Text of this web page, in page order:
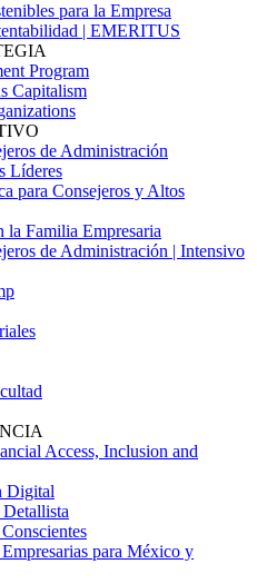
para la Empresa
| EMERITUS
Program
Capitalism
de Administración
Líderes
para Consejeros y Altos
la Familia Empresaria
de Administración | Intensivo
Access, Inclusion and
Digital
para México y